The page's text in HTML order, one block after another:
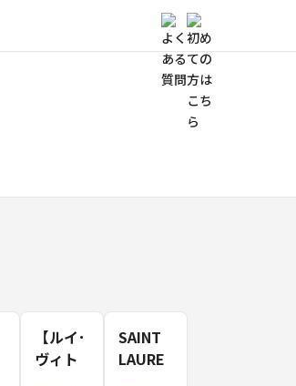
【ルイ･
ヴィト
SAINT
LAURE